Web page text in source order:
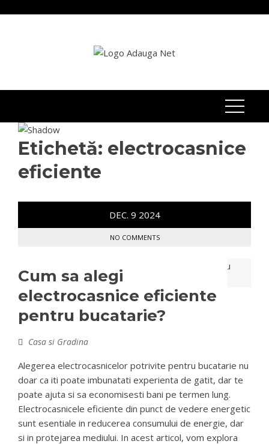
Etichetă: electrocasnice
eficiente
DEC. 9 2024
NO COMMENTS
Cum sa alegi
electrocasnice eficiente
pentru bucatarie?
Casa si Gradina
Alegerea electrocasnicelor potrivite pentru bucatarie nu
doar ca iti poate imbunatati experienta de gatit, dar te
poate ajuta si sa economisesti bani pe termen lung.
Electrocasnicele eficiente din punct de vedere energetic
sunt esentiale in reducerea consumului de energie, dar
si in protejarea mediului. In acest articol, vom explora